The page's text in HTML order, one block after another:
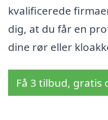
kvalificerede
dig, at du får en
dine rør eller
Få 3 tilbud,